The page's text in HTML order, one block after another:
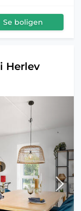
Se boligen
Herlev